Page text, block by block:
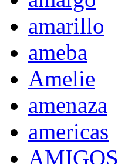
amarillo
ameba
Amelie
amenaza
americas
AMIGOS